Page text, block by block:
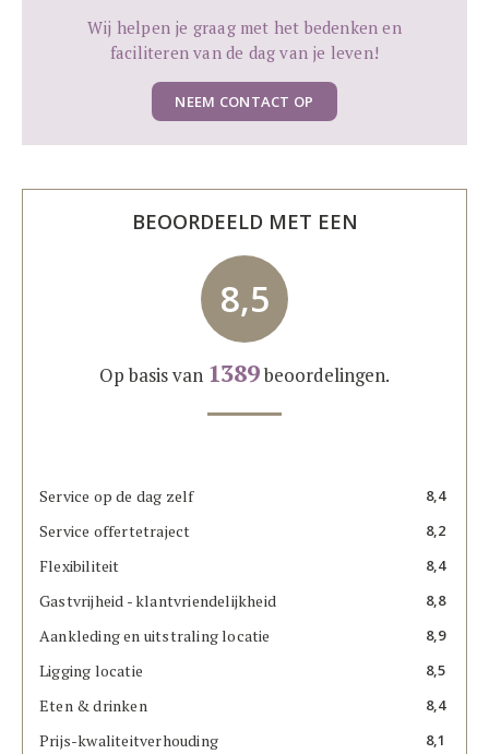
Wij helpen je graag met het bedenken en
faciliteren van de dag van je leven!
NEEM CONTACT OP
BEOORDEELD MET EEN
8,5
Op basis van 1389beoordelingen.
Service op de dag zelf 8,4
Service offertetraject 8,2
Flexibiliteit 8,4
Gastvrijheid - klantvriendelijkheid 8,8
Aankleding en uitstraling locatie 8,9
Ligging locatie 8,5
Eten & drinken 8,4
Prijs-kwaliteitverhouding 8,1